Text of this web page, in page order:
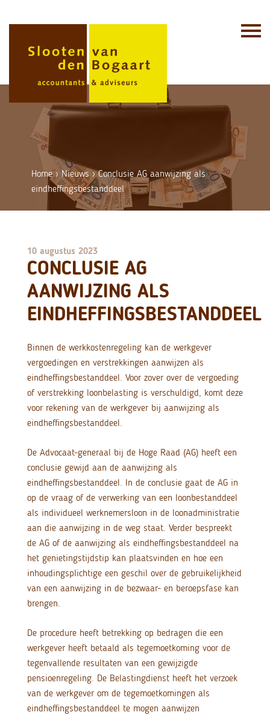
Home›Nieuws›Conclusie AG aanwijzing als
eindheffingsbestanddeel
10 augustus 2023
CONCLUSIE AG
AANWIJZING ALS
EINDHEFFINGSBESTANDDEEL
Binnen de werkkostenregeling kan de werkgever
vergoedingen en verstrekkingen aanwijzen als
eindheffingsbestanddeel. Voor zover over de vergoeding
of verstrekking loonbelasting is verschuldigd, komt deze
voor rekening van de werkgever bij aanwijzing als
eindheffingsbestanddeel.
De Advocaat-generaal bij de Hoge Raad (AG) heeft een
conclusie gewijd aan de aanwijzing als
eindheffingsbestanddeel. In de conclusie gaat de AG in
op de vraag of de verwerking van een loonbestanddeel
als individueel werknemersloon in de loonadministratie
aan die aanwijzing in de weg staat. Verder bespreekt
de AG of de aanwijzing als eindheffingsbestanddeel na
het genietingstijdstip kan plaatsvinden en hoe een
inhoudingsplichtige een geschil over de gebruikelijkheid
van een aanwijzing in de bezwaar- en beroepsfase kan
brengen.
De procedure heeft betrekking op bedragen die een
werkgever heeft betaald als tegemoetkoming voor de
tegenvallende resultaten van een gewijzigde
pensioenregeling. De Belastingdienst heeft het verzoek
van de werkgever om de tegemoetkomingen als
eindheffingsbestanddeel te mogen aanwijzen